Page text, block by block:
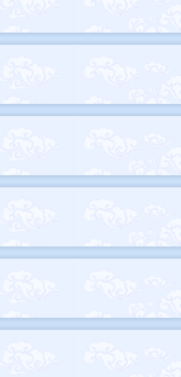
信的部首为亻。
、博闻，意义优美。
、去声、阳平，音律